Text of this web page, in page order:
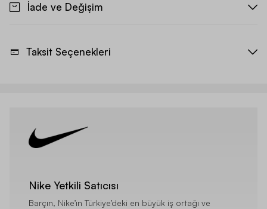
İade ve Değişim
Taksit Seçenekleri
Nike Yetkili Satıcısı
Barçın, Nike’ın Türkiye’deki en büyük iş ortağı ve